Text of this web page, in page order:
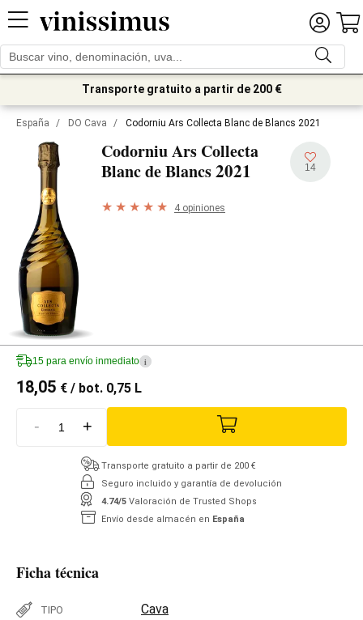
Transporte gratuito a partir de 200 €
España / DO Cava / Codorniu Ars Collecta Blanc de Blancs 2021
Codorniu Ars Collecta
Blanc de Blancs2021 14
4 opiniones
15 para envío inmediato i
18,05 € / bot. 0,75 L
- +
Transporte gratuito a partir de 200 €
Seguro incluido y garantía de devolución
4.74/5 Valoración de Trusted Shops
Envío desde almacén en España
Ficha técnica
TIPO Cava